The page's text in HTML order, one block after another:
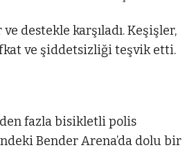
destekle karşıladı. Keşişler,
ve şiddetsizliği teşvik etti.
fazla bisikletli polis
Bender Arena’da dolu bir